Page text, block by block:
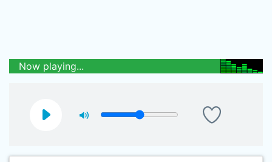
Now playing...